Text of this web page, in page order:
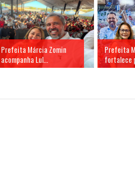
Prefeita Márcia Zomin
acompanha Lul...
Prefeita
fortalece